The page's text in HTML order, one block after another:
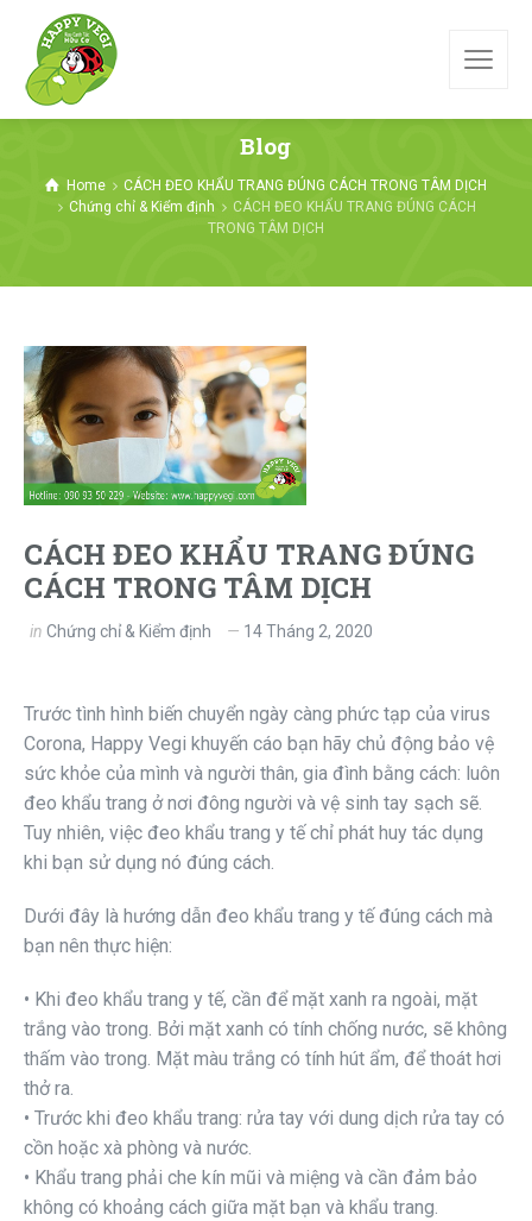
Blog
Home
CÁCH ĐEO KHẨU TRANG ĐÚNG CÁCH TRONG TÂM DỊCH
Chứng chỉ & Kiểm định
CÁCH ĐEO KHẨU TRANG ĐÚNG CÁCH
TRONG TÂM DỊCH
CÁCH ĐEO KHẨU TRANG ĐÚNG
CÁCH TRONG TÂM DỊCH
in Chứng chỉ & Kiểm định 14 Tháng 2, 2020
Trước tình hình biến chuyển ngày càng phức tạp của virus
Corona, Happy Vegi khuyến cáo bạn hãy chủ động bảo vệ
sức khỏe của mình và người thân, gia đình bằng cách: luôn
đeo khẩu trang ở nơi đông người và vệ sinh tay sạch sẽ.
Tuy nhiên, việc đeo khẩu trang y tế chỉ phát huy tác dụng
khi bạn sử dụng nó đúng cách.
Dưới đây là hướng dẫn đeo khẩu trang y tế đúng cách mà
bạn nên thực hiện:
• Khi đeo khẩu trang y tế, cần để mặt xanh ra ngoài, mặt
trắng vào trong. Bởi mặt xanh có tính chống nước, sẽ không
thấm vào trong. Mặt màu trắng có tính hút ẩm, để thoát hơi
thở ra.
• Trước khi đeo khẩu trang: rửa tay với dung dịch rửa tay có
cồn hoặc xà phòng và nước.
• Khẩu trang phải che kín mũi và miệng và cần đảm bảo
không có khoảng cách giữa mặt bạn và khẩu trang.